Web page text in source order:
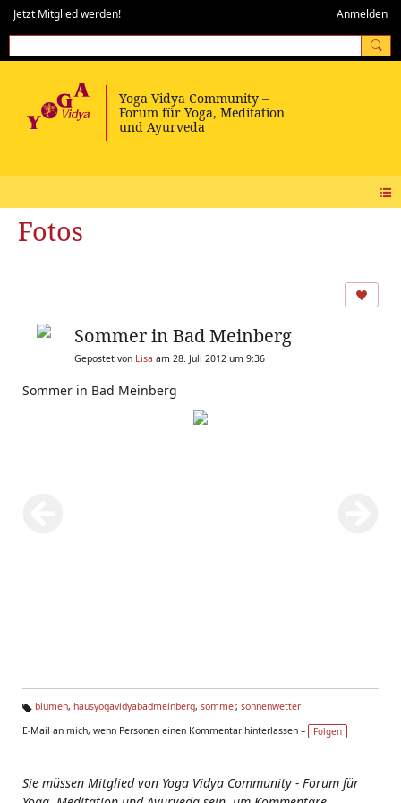
Jetzt Mitglied werden! Anmelden
Fotos
Sommer in Bad Meinberg
Gepostet von Lisa am 28. Juli 2012 um 9:36
Sommer in Bad Meinberg
g
blumen, hausyogavidyabadmeinberg, sommer, sonnenwetter
E-Mail an mich, wenn Personen einen Kommentar hinterlassen –
Folgen
Sie müssen Mitglied von Yoga Vidya Community - Forum für